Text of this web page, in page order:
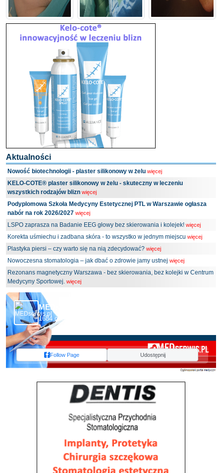
Aktualności
Nowość biotechnologii - plaster silikonowy w żelu więcej
KELO-COTE® plaster silikonowy w żelu - skuteczny w leczeniu
wszystkich rodzajów blizn więcej
Podyplomowa Szkoła Medycyny Estetycznej PTL w Warszawie ogłasza
nabór na rok 2026/2027 więcej
LSPO zaprasza na Badanie EEG głowy bez skierowania i kolejek! więcej
Korekta uśmiechu i zadbana skóra - to wszystko w jednym miejscu więcej
Plastyka piersi – czy warto się na nią zdecydować? więcej
Nowoczesna stomatologia – jak dbać o zdrowie jamy ustnej więcej
Rezonans magnetyczny Warszawa - bez skierowania, bez kolejki w Centrum
Medycyny Sportowej. więcej
MEDserwis.pl - Ogólnopolski Portal Medyczny
1684 obserwujących
Follow Page Udostępnij